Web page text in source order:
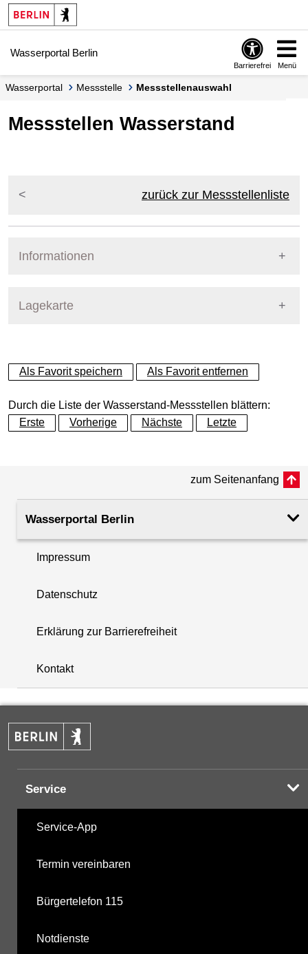
Springe zur Navigation
Springe zum Inhalt
Wasserportal Berlin
Barrierefrei Menü
Wasserportal Messstelle Messstellenauswahl
Messstellen Wasserstand
zurück zur Messstellenliste
Informationen
Lagekarte
+
−
+
−
Als Favorit speichern Als Favorit entfernen
Durch die Liste der Wasserstand-Messstellen blättern:
Erste
Vorherige Nächste Letzte
zum Seitenanfang
Wasserportal Berlin
Impressum
Datenschutz
Erklärung zur Barrierefreiheit
Kontakt
Service
Service-App
Termin vereinbaren
Bürgertelefon 115
Notdienste